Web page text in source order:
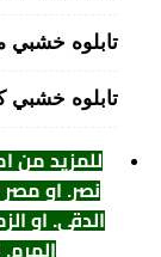
تابلوه خشبي
تابلوه خشبي
للمزيد من
نصر. او مصر
الدقي. او